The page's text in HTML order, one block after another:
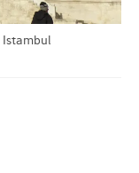
Istambul